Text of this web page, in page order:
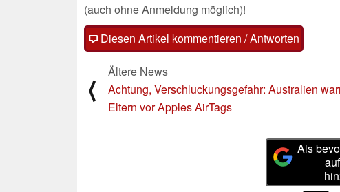
(auch ohne Anmeldung möglich)!
Diesen Artikel kommentieren / Antworten
⟨
Ältere News
Achtung, Verschluckungsgefahr: Australien
Eltern vor Apples AirTags
Als